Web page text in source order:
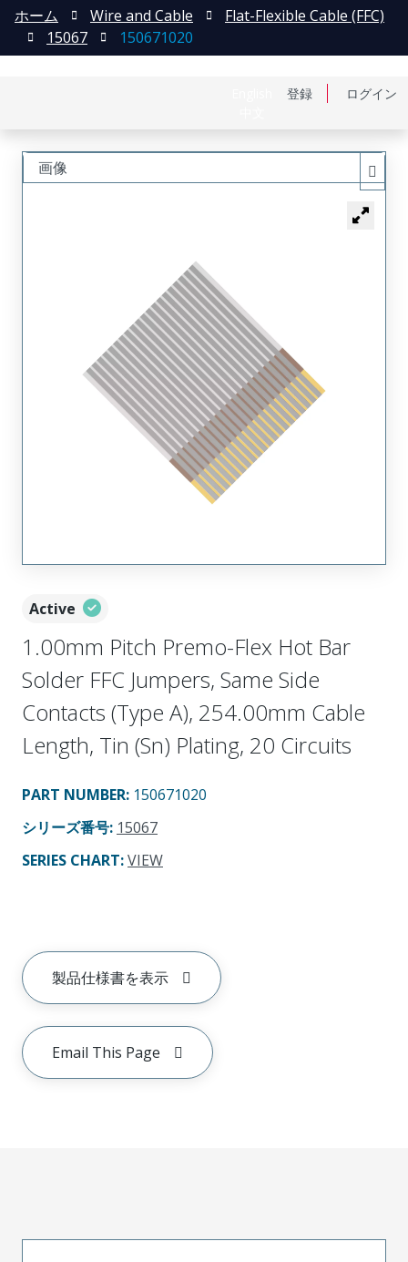
登録 ログイン
ホーム Wire and Cable
Flat-Flexible Cable (FFC)
15067
150671020
Active
1.00mm Pitch Premo-Flex Hot Bar
Solder FFC Jumpers, Same Side
Contacts (Type A), 254.00mm Cable
Length, Tin (Sn) Plating, 20 Circuits
PART NUMBER: 150671020
シリーズ番号: 15067
SERIES CHART:VIEW
製品仕様書を表示
Email This Page
画像